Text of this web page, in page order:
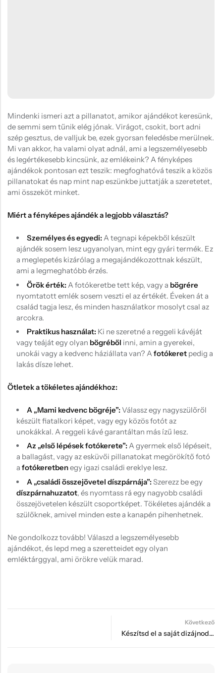
Mindenki ismeri azt a pillanatot, amikor ajándékot keresünk,
de semmi sem tűnik elég jónak. Virágot, csokit, bort adni
szép gesztus, de valljuk be, ezek gyorsan feledésbe merülnek.
Mi van akkor, ha valami olyat adnál, ami a legszemélyesebb
és legértékesebb kincsünk, az emlékeink? A fényképes
ajándékok pontosan ezt teszik: megfoghatóvá teszik a közös
pillanatokat és nap mint nap eszünkbe juttatják a szeretetet,
ami összeköt minket.
Miért a fényképes ajándék a legjobb választás?
Személyes és egyedi:A tegnapi képekből készült
ajándék sosem lesz ugyanolyan, mint egy gyári termék. Ez
a meglepetés kizárólag a megajándékozottnak készült,
ami a legmeghatóbb érzés.
Örök érték: A fotókeretbe tett kép, vagy a bögrére
nyomtatott emlék sosem veszti el az értékét. Éveken át a
család tagja lesz, és minden használatkor mosolyt csal az
arcokra.
Praktikus használat: Ki ne szeretné a reggeli kávéját
vagy teáját egy olyan bögréből inni, amin a gyerekei,
unokái vagy a kedvenc háziállata van? Afotókeret pedig a
lakás dísze lehet.
Ötletek a tökéletes ajándékhoz:
A „Mami kedvenc bögréje”:Válassz egy nagyszülőről
készült fiatalkori képet, vagy egy közös fotót az
unokákkal. A reggeli kávé garantáltan más ízű lesz.
Az „első lépések fotókerete”:A gyermek első lépéseit,
a ballagást, vagy az esküvői pillanatokat megörökítő fotó
a fotókeretbenegy igazi családi ereklye lesz.
A „családi összejövetel díszpárnája”: Szerezz be egy
díszpárnahuzatot, és nyomtass rá egy nagyobb családi
összejövetelen készült csoportképet. Tökéletes ajándék a
szülőknek, amivel minden este a kanapén pihenhetnek.
Ne gondolkozz tovább! Válaszd a legszemélyesebb
ajándékot, és lepd meg a szeretteidet egy olyan
emléktárggyal, ami örökre velük marad.
Következő
Készítsd el a saját dizájnodat